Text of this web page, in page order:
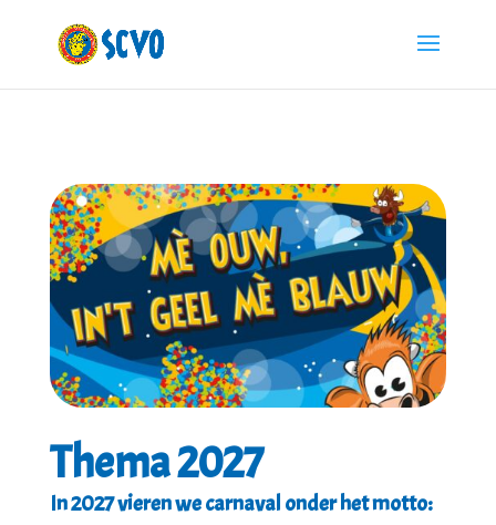
Thema 2027
In 2027 vieren we carnaval onder het motto: